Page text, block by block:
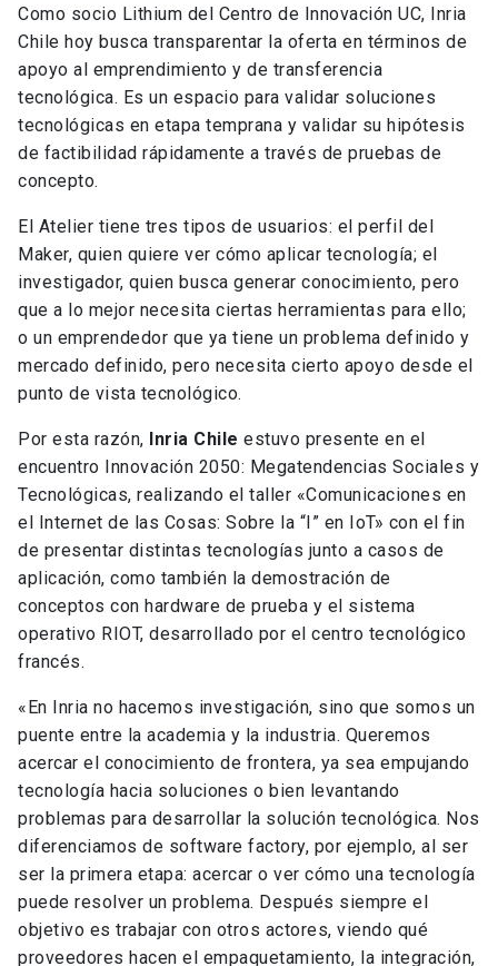
Como socio Lithium del Centro de Innovación UC, Inria
Chile hoy busca transparentar la oferta en términos de
apoyo al emprendimiento y de transferencia
tecnológica. Es un espacio para validar soluciones
tecnológicas en etapa temprana y validar su hipótesis
de factibilidad rápidamente a través de pruebas de
concepto.
El Atelier tiene tres tipos de usuarios: el perfil del
Maker, quien quiere ver cómo aplicar tecnología; el
investigador, quien busca generar conocimiento, pero
que a lo mejor necesita ciertas herramientas para ello;
o un emprendedor que ya tiene un problema definido y
mercado definido, pero necesita cierto apoyo desde el
punto de vista tecnológico.
Por esta razón, Inria Chile estuvo presente en el
encuentro Innovación 2050: Megatendencias Sociales y
Tecnológicas, realizando el taller «Comunicaciones en
el Internet de las Cosas: Sobre la “I” en IoT» con el fin
de presentar distintas tecnologías junto a casos de
aplicación, como también la demostración de
conceptos con hardware de prueba y el sistema
operativo RIOT, desarrollado por el centro tecnológico
francés.
«En Inria no hacemos investigación, sino que somos un
puente entre la academia y la industria. Queremos
acercar el conocimiento de frontera, ya sea empujando
tecnología hacia soluciones o bien levantando
problemas para desarrollar la solución tecnológica. Nos
diferenciamos de software factory, por ejemplo, al ser
ser la primera etapa: acercar o ver cómo una tecnología
puede resolver un problema. Después siempre el
objetivo es trabajar con otros actores, viendo qué
proveedores hacen el empaquetamiento, la integración,